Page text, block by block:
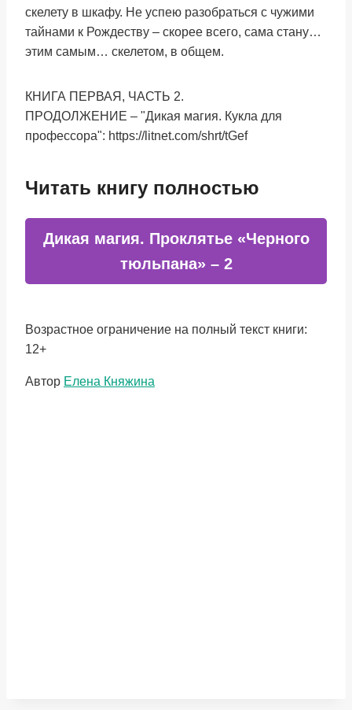
скелету в шкафу. Не успею разобраться с чужими
тайнами к Рождеству – скорее всего, сама стану…
этим самым… скелетом, в общем.
КНИГА ПЕРВАЯ, ЧАСТЬ 2.
ПРОДОЛЖЕНИЕ – "Дикая магия. Кукла для
профессора": https://litnet.com/shrt/tGef
Читать книгу полностью
Дикая магия. Проклятье «Черного
тюльпана» – 2
Возрастное ограничение на полный текст книги:
12+
Метки
Автор Елена Княжина